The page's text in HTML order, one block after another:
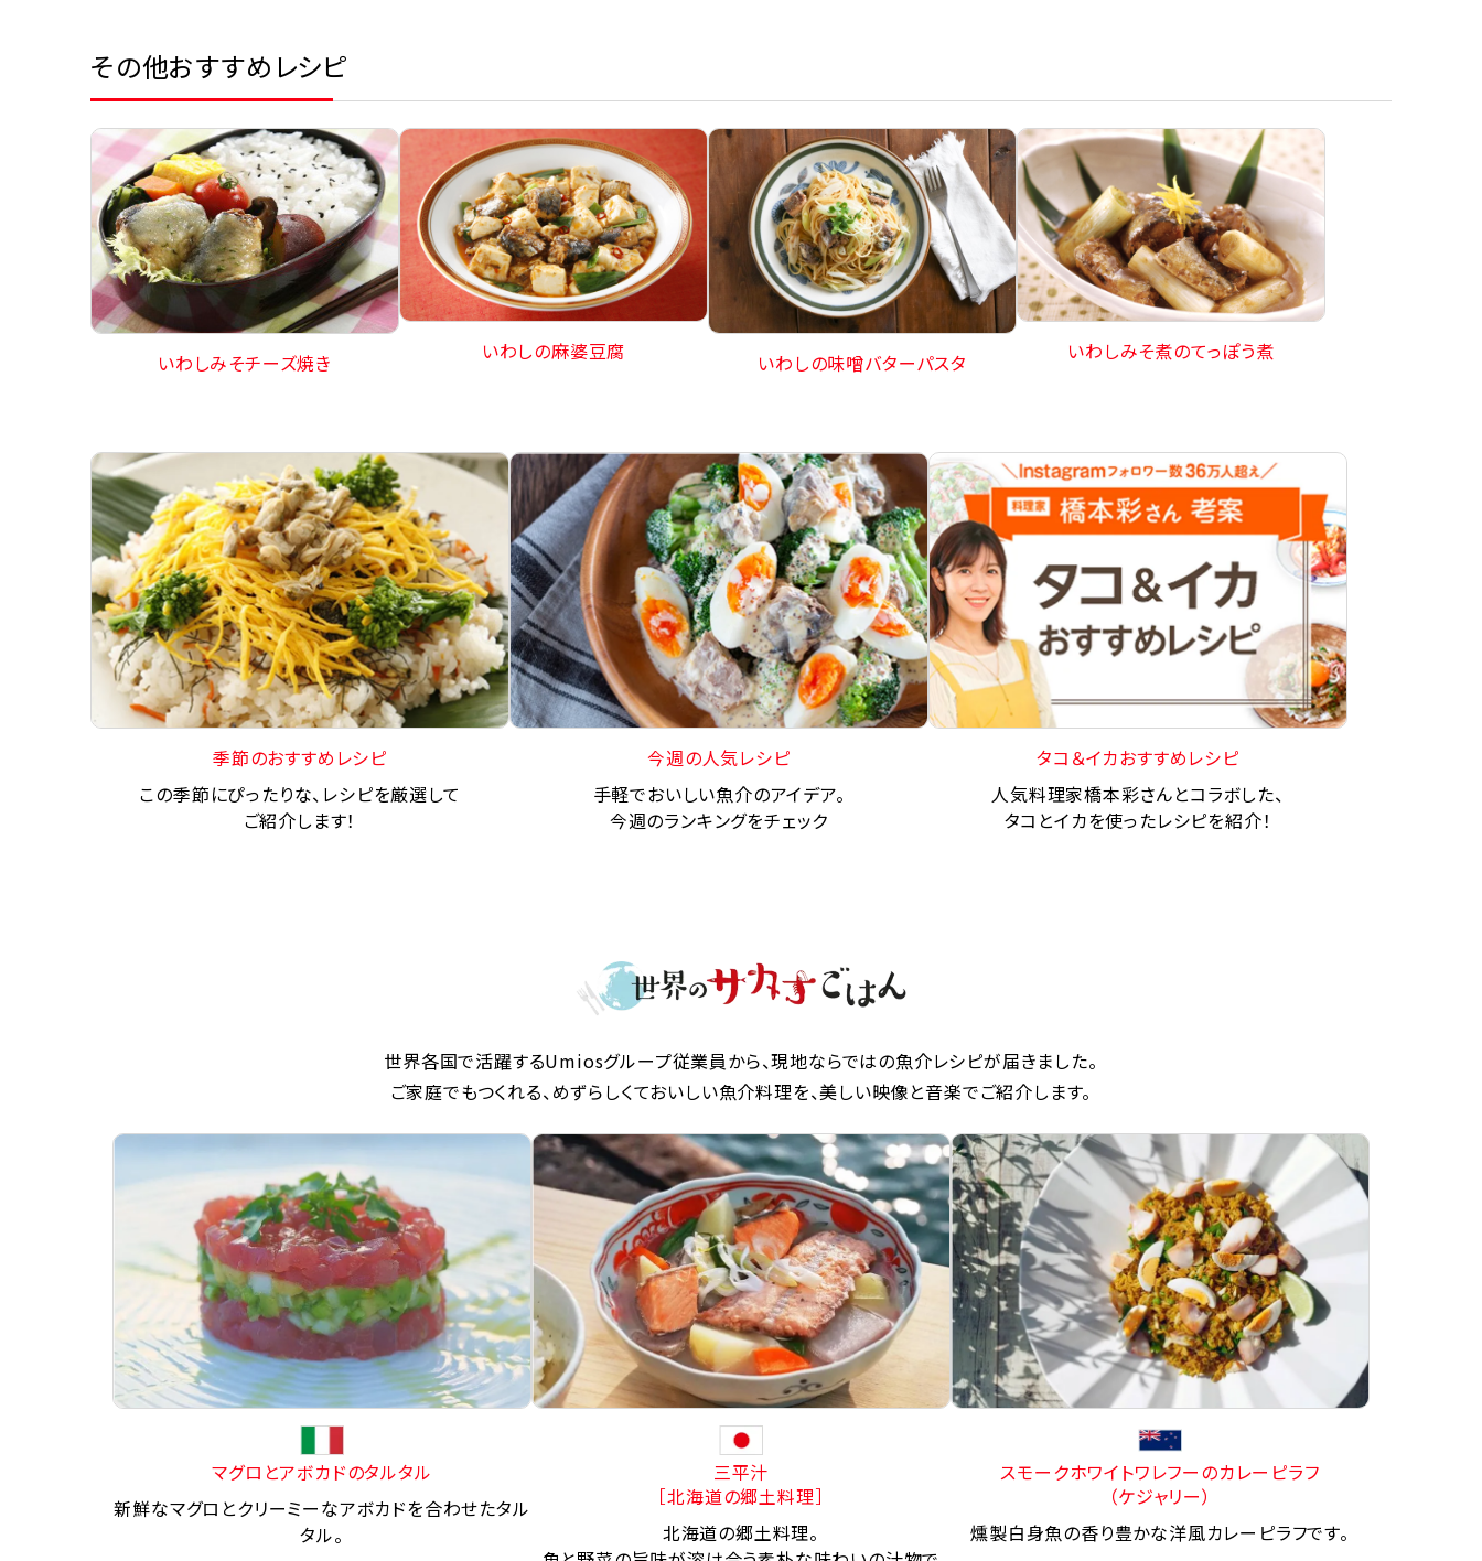
その他おすすめレシピ
いわしみそチーズ焼き いわしの麻婆豆腐 いわしの味噌バターパスタ いわしみそ煮のてっぽう煮
季節のおすすめレシピ
この季節にぴったりな、レシピを厳選して
ご紹介します！
今週の人気レシピ
手軽でおいしい魚介のアイデア。
今週のランキングをチェック
タコ＆イカおすすめレシピ
人気料理家橋本彩さんとコラボした、
タコとイカを使ったレシピを紹介！
世界各国で活躍するUmiosグループ従業員から、現地ならではの魚介レシピが届きました。
ご家庭でもつくれる、めずらしくておいしい魚介料理を、美しい映像と音楽でご紹介します。
マグロとアボカドのタルタル
新鮮なマグロとクリーミーなアボカドを合わせたタル
タル。
三平汁
［北海道の郷土料理］
北海道の郷土料理。
スモークホワイトワレフーのカレーピラフ
（ケジャリー）
燻製白身魚の香り豊かな洋風カレーピラフです。